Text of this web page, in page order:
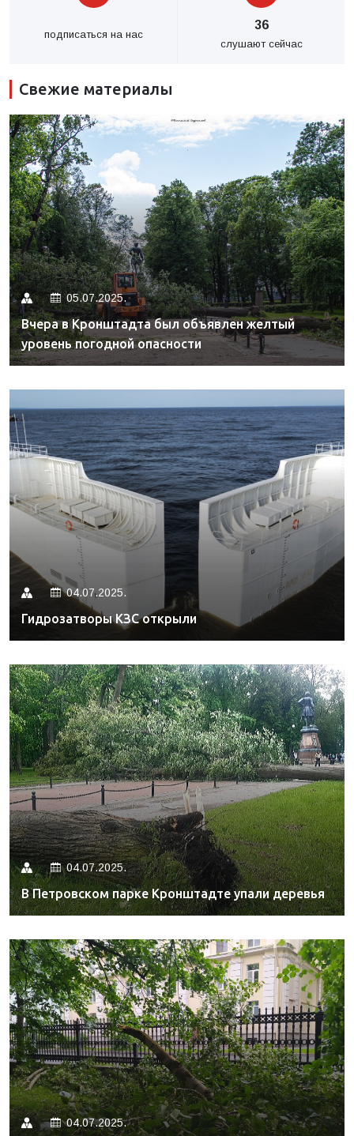
подписаться на нас
36
слушают сейчас
Свежие материалы
05.07.2025.
Вчера в Кронштадта был объявлен желтый
уровень погодной опасности
04.07.2025.
Гидрозатворы КЗС открыли
04.07.2025.
В Петровском парке Кронштадте упали деревья
04.07.2025.